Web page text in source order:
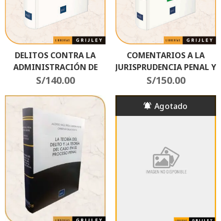
DELITOS CONTRA LA
ADMINISTRACIÓN DE
JUSTICIA
S/140.00
COMENTARIOS A LA
JURISPRUDENCIA PENAL Y
PROCESAL PENAL
S/150.00